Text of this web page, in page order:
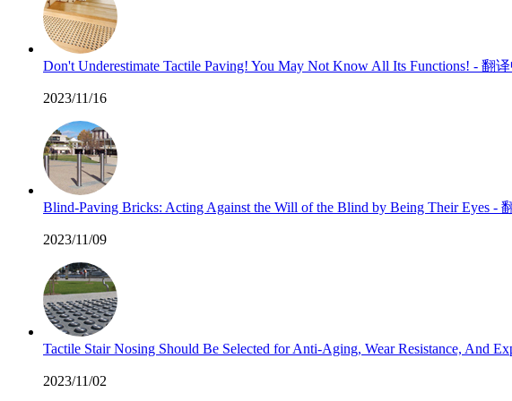
Don't Underestimate Tactile Paving! You May Not Know All Its Functions! - 翻
2023/11/16
Blind-Paving Bricks: Acting Against the Will of the Blind by Being Their Eyes -
2023/11/09
Tactile Stair Nosing Should Be Selected for Anti-Aging, Wear Resistance, And
2023/11/02